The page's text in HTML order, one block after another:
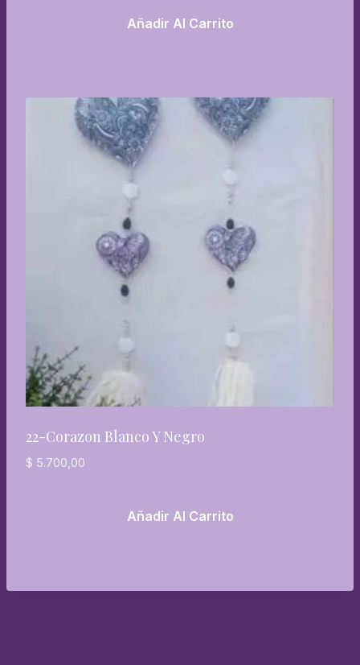
Añadir Al Carrito
22-Corazon Blanco Y Negro
$ 5.700,00
Añadir Al Carrito